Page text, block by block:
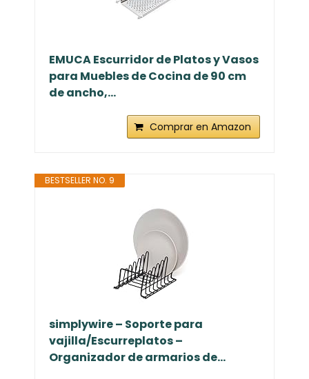
EMUCA Escurridor de Platos y Vasos
para Muebles de Cocina de 90 cm
de ancho,...
Comprar en Amazon
BESTSELLER NO. 9
simplywire – Soporte para
vajilla/Escurreplatos –
Organizador de armarios de...